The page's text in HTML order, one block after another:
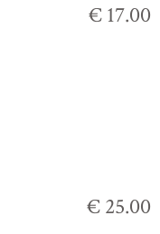
€ 17.00
€ 25.00